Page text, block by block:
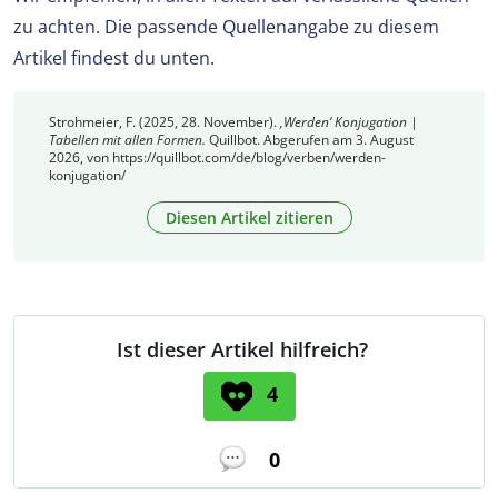
zu achten. Die passende Quellenangabe zu diesem
Artikel findest du unten.
Strohmeier, F. (2025, 28. November).‚Werden‘ Konjugation |
Tabellen mit allen Formen. Quillbot. Abgerufen am 3. August
2026, von https://quillbot.com/de/blog/verben/werden-
konjugation/
Diesen Artikel zitieren
Ist dieser Artikel hilfreich?
4
0